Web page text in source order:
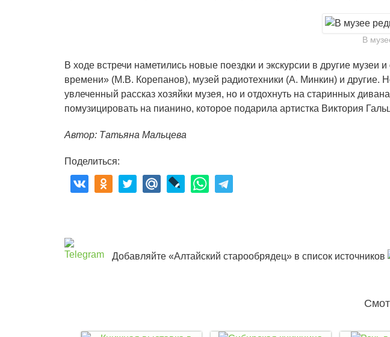
В
В ходе встречи наметились новые поездки и экскурсии в другие
времени» (М.В. Корепанов), музей радиотехники (А. Минкин) и другие.
увлеченный рассказ хозяйки музея, но и отдохнуть на старинных
помузицировать на пианино, которое подарила артистка Виктория
Автор: Татьяна Мальцева
Поделиться:
Добавляйте «Алтайский старообрядец» в список источников